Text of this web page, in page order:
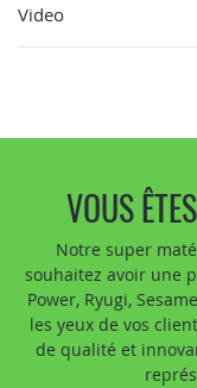
Video
VOUS
Notre super
souhaitez avoir une
Power, Ryugi,
les yeux de vos
de qualité et